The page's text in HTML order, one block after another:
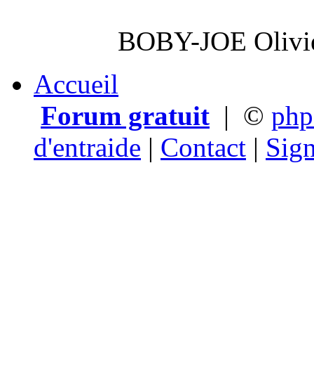
BOBY-JOE
Accueil
Forum gratuit | ©
d'entraide | Contact |